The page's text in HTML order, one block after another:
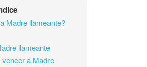
Madre llameante?
llameante
a Madre